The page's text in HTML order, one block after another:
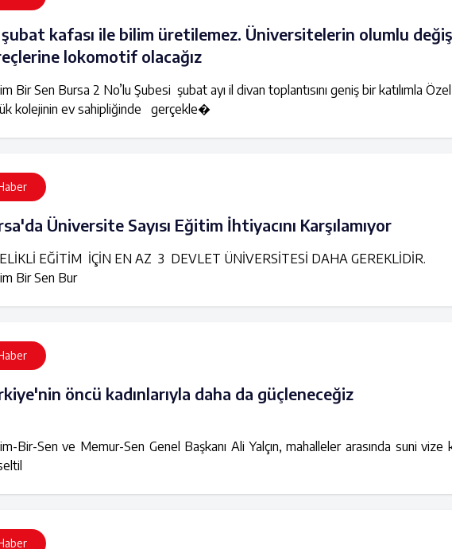
kafası ile bilim üretilemez. Üniversitelerin olumlu
lokomotif olacağız
Bir Sen Bursa 2 No’lu Şubesi şubat ayı il divan toplantısını geniş bir katılımla
kolejinin ev sahipliğinde gerçekle�
Üniversite Sayısı Eğitim İhtiyacını Karşılamıyor
EĞİTİM İÇİN EN AZ 3 DEVLET ÜNİVERSİTESİ DAHA GEREKLİDİR.
Bir Sen Bur
öncü kadınlarıyla daha da güçleneceğiz
Bir-Sen ve Memur-Sen Genel Başkanı Ali Yalçın, mahalleler arasında suni vize